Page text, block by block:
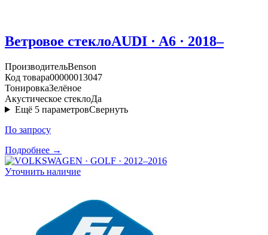
Ветровое стеклоAUDI · A6 · 2018–
ПроизводительBenson
Код товара00000013047
ТонировкаЗелёное
Акустическое стеклоДа
Ещё 5 параметровСвернуть
По запросу
Подробнее →
Уточнить наличие